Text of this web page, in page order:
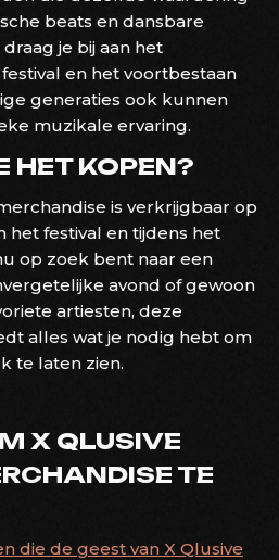
beats en dansbare
je bij aan het
en het voortbestaan
generaties ook kunnen
muzikale ervaring.
HET KOPEN?
is verkrijgbaar op
het festival en tijdens het
op zoek bent naar een
avond of gewoon
artiesten, deze
alles wat je nodig hebt om
te laten zien.
X QLUSIVE
TE
die de geest van X Qlusive